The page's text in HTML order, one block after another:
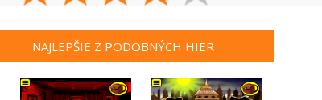
NAJLEPŠIE Z PODOBNÝCH HIER